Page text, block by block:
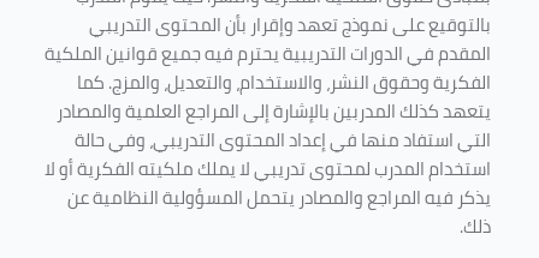
بالتوقيع على نموذج تعهد وإقرار بأن المحتوى التدريبي
المقدم في الدورات التدريبية يحترم فيه جميع قوانين الملكية
الفكرية وحقوق النشر، والاستخدام، والتعديل، والمزج. كما
يتعهد كذلك المدربين بالإشارة إلى المراجع العلمية والمصادر
التي استفاد منها في إعداد المحتوى التدريبي، وفي حالة
استخدام المدرب لمحتوى تدريبي لا يملك ملكيته الفكرية أو لا
يذكر فيه المراجع والمصادر يتحمل المسؤولية النظامية عن
ذلك.